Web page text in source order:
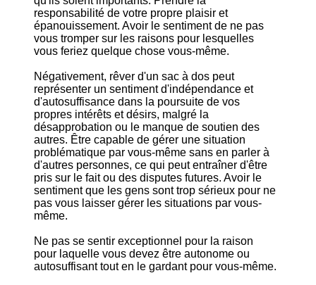
responsabilité de votre propre plaisir et
épanouissement. Avoir le sentiment de ne pas
vous tromper sur les raisons pour lesquelles
vous feriez quelque chose vous-même.
Négativement, rêver d'un sac à dos peut
représenter un sentiment d'indépendance et
d'autosuffisance dans la poursuite de vos
propres intérêts et désirs, malgré la
désapprobation ou le manque de soutien des
autres. Être capable de gérer une situation
problématique par vous-même sans en parler à
d'autres personnes, ce qui peut entraîner d'être
pris sur le fait ou des disputes futures. Avoir le
sentiment que les gens sont trop sérieux pour ne
pas vous laisser gérer les situations par vous-
même.
Ne pas se sentir exceptionnel pour la raison
pour laquelle vous devez être autonome ou
autosuffisant tout en le gardant pour vous-même.